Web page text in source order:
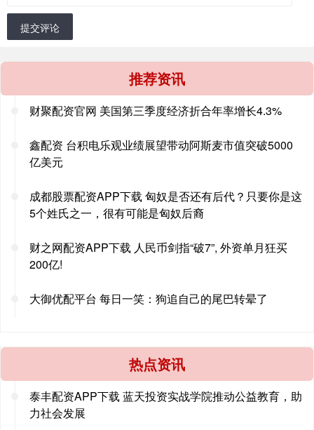
提交评论
推荐资讯
财聚配资官网 美国第三季度经济折合年率增长4.3%
鑫配资 台积电乐观业绩展望带动阿斯麦市值突破5000
亿美元
成都股票配资APP下载 匈奴是否还有后代？只要你是这
5个姓氏之一，很有可能是匈奴后裔
财之网配资APP下载 人民币剑指“破7”, 外资单月狂买
200亿!
大御优配平台 每日一笑：狗追自己的尾巴转晕了
热点资讯
泰丰配资APP下载 蓝天投资实战学院推动公益教育，助
力社会发展